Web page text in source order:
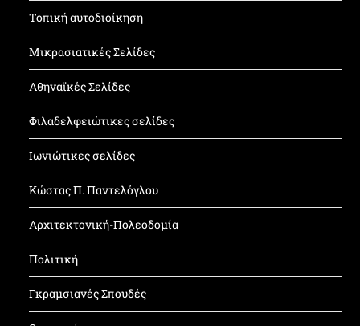
Τοπική αυτοδιοίκηση
Μικρασιατικές Σελίδες
Αθηναϊκές Σελίδες
Φιλαδελφειώτικες σελίδες
Ιωνιώτικες σελίδες
Κώστας Π. Παντελόγλου
Αρχιτεκτονική-Πολεοδομία
Πολιτική
Γκραμσιανές Σπουδές